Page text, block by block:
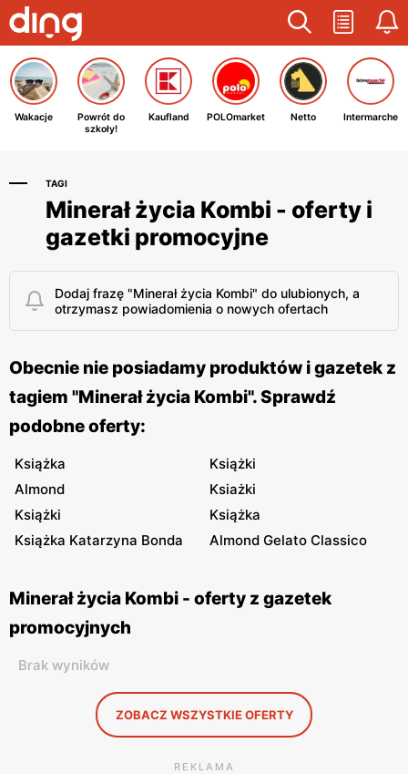
Wakacje
Powrót do
szkoły!
Kaufland POLOmarket Netto Intermarche
TAGI
Minerał życia Kombi - oferty i
gazetki promocyjne
Dodaj frazę "Minerał życia Kombi" do ulubionych, a
otrzymasz powiadomienia o nowych ofertach
Obecnie nie posiadamy produktów i gazetek z
tagiem "Minerał życia Kombi". Sprawdź
podobne oferty:
Książka
Książki
Almond
Ksiażki
Książki
Książka
Książka Katarzyna Bonda
Almond Gelato Classico
Minerał życia Kombi - oferty z gazetek
promocyjnych
Brak wyników
ZOBACZ WSZYSTKIE OFERTY
REKLAMA